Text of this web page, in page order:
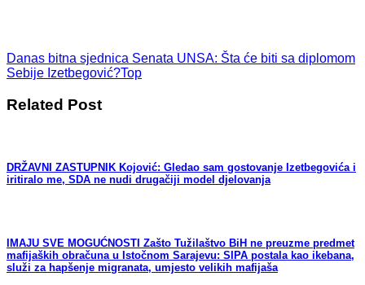
Danas bitna sjednica Senata UNSA: Šta će biti sa diplomom
Sebije Izetbegović?Top
Related Post
DRŽAVNI ZASTUPNIK Kojović: Gledao sam gostovanje Izetbegovića i
iritiralo me, SDA ne nudi drugačiji model djelovanja
IMAJU SVE MOGUĆNOSTI Zašto Tužilaštvo BiH ne preuzme predmet
mafijaških obračuna u Istočnom Sarajevu: SIPA postala kao ikebana,
služi za hapšenje migranata, umjesto velikih mafijaša